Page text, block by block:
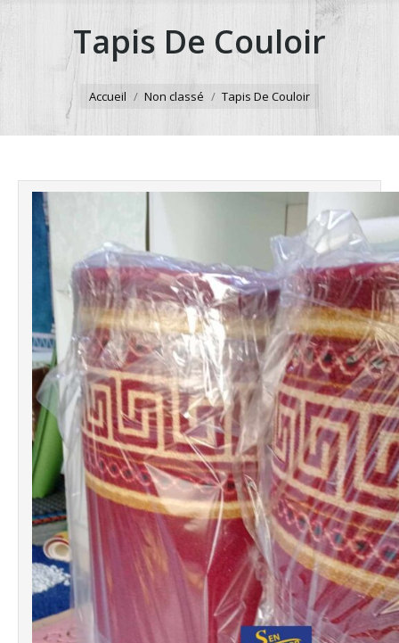
Tapis De Couloir
Accueil Non classé Tapis De Couloir